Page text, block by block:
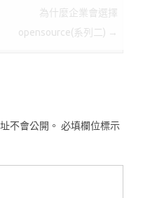
為什麼企業會選擇
opensource(系列二) →
不會公開。 必填欄位標示